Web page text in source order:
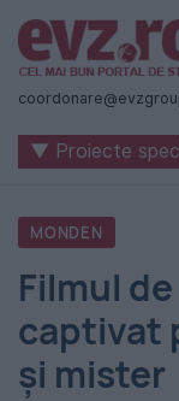
Știri
naționale
internaționale
România
-
Evenimentul
Zilei
▼ Proiecte
MONDEN
Filmul
captivat
și mister